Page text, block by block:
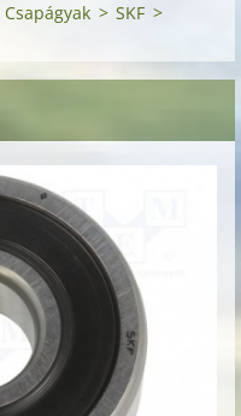
Csapágyak > SKF >